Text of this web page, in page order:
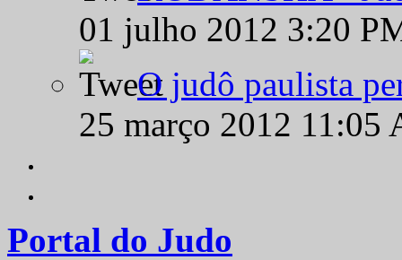
01 julho 2012 3:20
O judô paulista
25 março 2012
Portal do Judo